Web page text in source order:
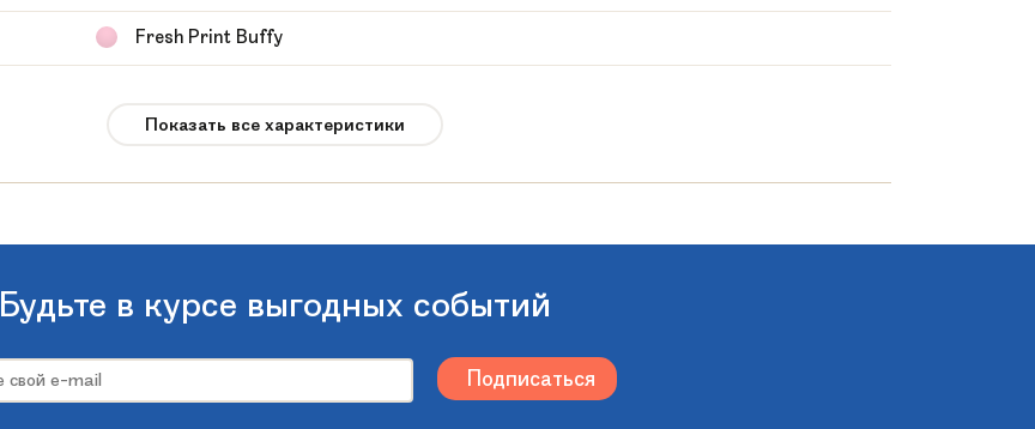
Fresh Print Buffy
19 см
3 кг
Custom 4"
Показать все характеристики
Будьте в курсе выгодных событий